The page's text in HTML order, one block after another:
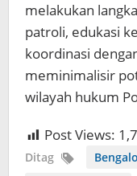
melakukan
patroli, edukasi
koordinasi
meminimalisir
wilayah hukum
Post Views:
Ditag